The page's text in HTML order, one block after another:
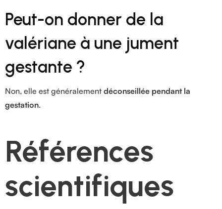
Peut-on donner de la
valériane à une jument
gestante ?
Non, elle est généralement déconseillée pendant la
gestation.
Références
scientifiques